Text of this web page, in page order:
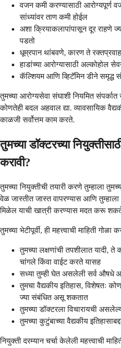
वजन कमी करण्यासाठी
सांध्यांवर ताण कमी होईल
अशा क्रियाकलापांपासून दूर राहणे
पडतो
धूम्रपान थांबवणे, कारण ते
हाडांच्या आरोग्यासाठी अल्कोहोल
कॅल्शियम आणि व्हिटॅमिन डीने समृद्ध
तुमच्या आरोग्यसेवा संघाशी नियमित संपर्कात
कोणतेही बदल अहवाल द्या. व्यावसायिक
काळजी सर्वोत्तम काम करते.
तुमच्या डॉक्टरच्या
करावी?
तुमच्या नियुक्तीची तयारी करणे तुम्हाला
वेळ जास्तीत जास्त वापरण्यास आणि
मिळेल याची खात्री करण्यास मदत करू
तुमच्या भेटीपूर्वी, ही महत्त्वाची माहिती गोळा
तुमच्या लक्षणांची तपशीलात यादी,
चांगले किंवा वाईट करते यासह
सध्या तुम्ही घेत असलेली सर्व औषधे
तुमचा वैद्यकीय इतिहास, विशेषतः
ज्या संबंधित असू शकतात
तुमच्या डॉक्टरला विचारायची
तुमच्या कुटुंबाच्या वैद्यकीय
नियुक्ती दरम्यान चर्चा केलेली महत्त्वाची